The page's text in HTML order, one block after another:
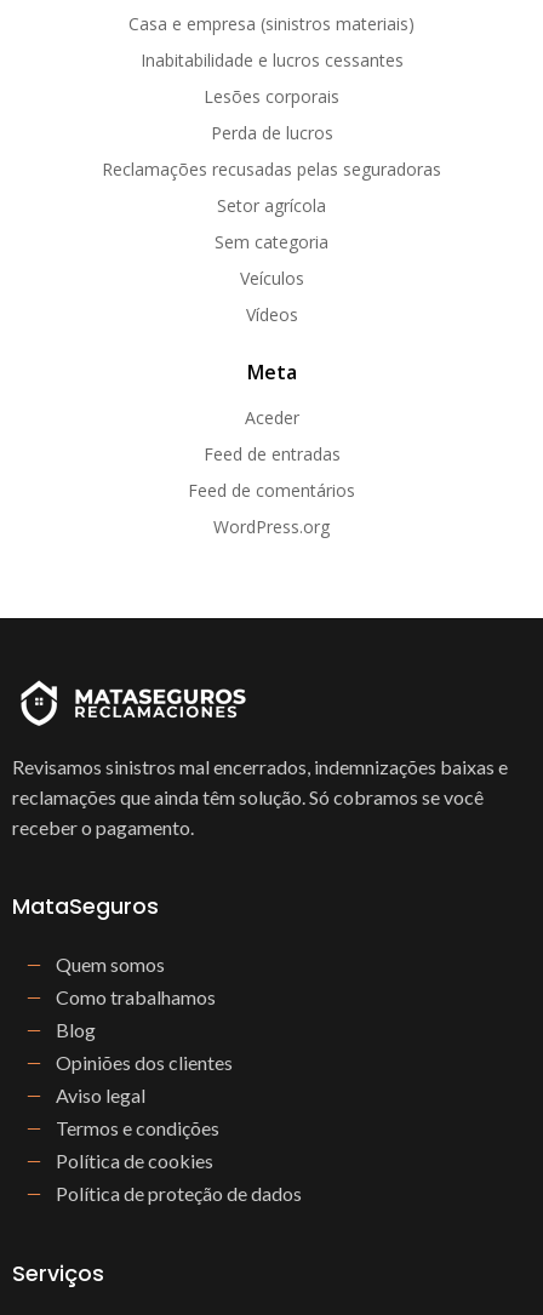
Casa e empresa (sinistros materiais)
Inabitabilidade e lucros cessantes
Lesões corporais
Perda de lucros
Reclamações recusadas pelas seguradoras
Setor agrícola
Sem categoria
Veículos
Vídeos
Meta
Aceder
Feed de entradas
Feed de comentários
WordPress.org
Revisamos sinistros mal encerrados, indemnizações baixas e
reclamações que ainda têm solução. Só cobramos se você
receber o pagamento.
MataSeguros
Quem somos
Como trabalhamos
Blog
Opiniões dos clientes
Aviso legal
Termos e condições
Política de cookies
Política de proteção de dados
Serviços